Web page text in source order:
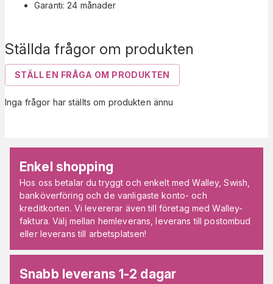
Ställda frågor om produkten
STÄLL EN FRÅGA OM PRODUKTEN
Inga frågor har ställts om produkten ännu
Garanti: 24 månader
Enkel shopping
Hos oss betalar du tryggt och enkelt med Walley, Swish,
banköverföring och de vanligaste konto- och
kreditkorten. Vi levererar även till företag med Walley-
faktura. Välj mellan hemleverans, leverans till postombud
eller leverans till arbetsplatsen!
Snabb leverans 1-2 dagar